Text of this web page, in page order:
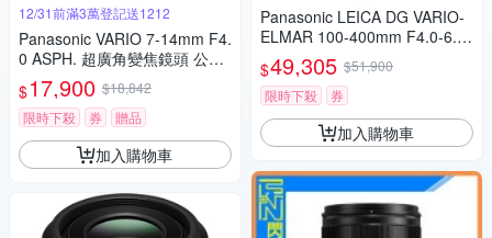
12/31前滿3萬登記送1212
Panasonic VARIO 7-14mm F4.
0 ASPH. 超廣角變焦鏡頭 公司
貨
$17,900 $18,842
限時下殺
券 贈品
加入購物車
Panasonic LEICA DG VARIO-
ELMAR 100-400mm F4.0-6.3
II ASPH.POWER O.I.S. 超長焦
變焦鏡頭 公司貨 H-RSA10040
0G
$49,305 $51,900
限時下殺
券
加入購物車